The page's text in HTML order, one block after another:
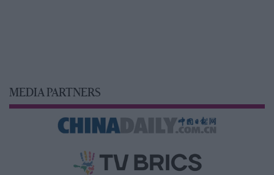
MEDIA PARTNERS